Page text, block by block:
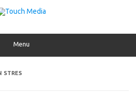
Menu
STRES